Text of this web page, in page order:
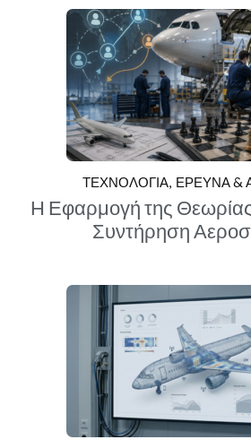
ΤΕΧΝΟΛΟΓΙΑ ΕΡΕΥΝΑ &
Η Εφαρμογή της
Συντήρηση